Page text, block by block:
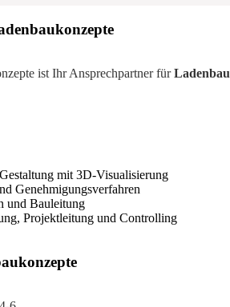
ist Ihr Ansprechpartner fürLadenbau
mit 3D-Visualisierung
Genehmigungsverfahren
und Bauleitung
Projektleitung und Controlling